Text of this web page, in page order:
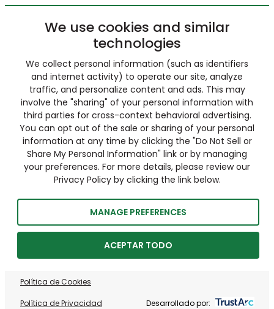
We use cookies and similar
technologies
We collect personal information (such as identifiers
and internet activity) to operate our site, analyze
traffic, and personalize content and ads. This may
involve the "sharing" of your personal information with
third parties for cross-context behavioral advertising.
You can opt out of the sale or sharing of your personal
information at any time by clicking the "Do Not Sell or
Share My Personal Information" link or by managing
your preferences. For more details, please review our
Privacy Policy by clicking the link below.
MANAGE PREFERENCES
ACEPTAR TODO
Política de Cookies
Política de Privacidad Desarrollado por: